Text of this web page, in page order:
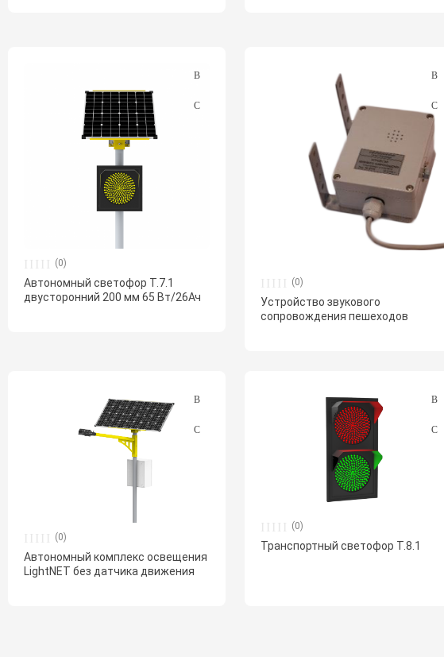
(0)
Автономный светофор Т.7.1
двусторонний 200 мм 65 Вт/26Ач
(0)
Устройство звукового
сопровождения пешеходов
(0)
Автономный комплекс освещения
LightNET без датчика движения
(0)
Транспортный светофор Т.8.1